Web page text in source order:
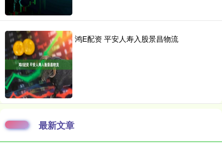
鸿E配资 平安人寿入股景昌物流
最新文章